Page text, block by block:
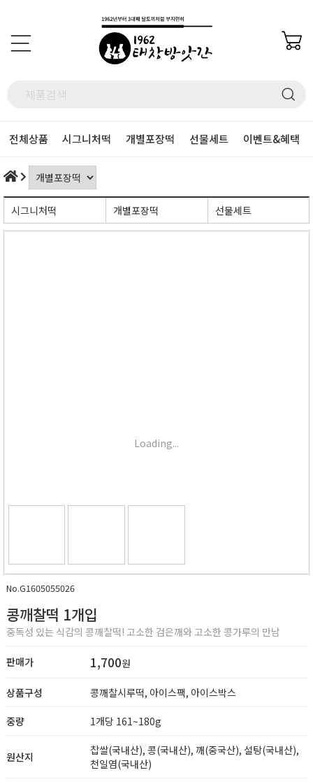
전체상품 시그니처떡 개별포장떡 선물세트 이벤트&혜택
시그니처떡 개별포장떡 선물세트
Loading...
No.G1605055026
콩깨찰떡 1개입
중독성 있는 식감의 콩깨찰떡! 고소한 검은깨와 고소한 콩가루의 만남
판매가 1,700원
상품구성 콩깨찰시루떡, 아이스팩, 아이스박스
중량 1개당 161~180g
원산지
찹쌀(국내산), 콩(국내산), 깨(중국산), 설탕(국내산),
천일염(국내산)